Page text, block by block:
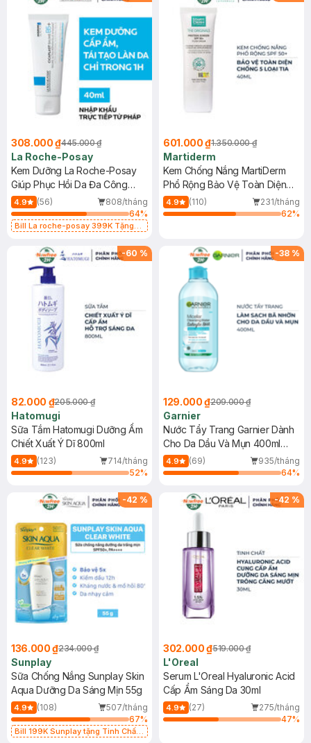
308.000 ₫445.000 ₫
La Roche-Posay
Kem Dưỡng La Roche-Posay
Giúp Phục Hồi Da Đa Công
Dụng 40ml
4.9 (56)
808/tháng
64%
Bill La roche-posay 399K Tặng
(SL có hạn)
601.000 ₫1.350.000 ₫
Martiderm
Kem Chống Nắng MartiDerm
Phổ Rộng Bảo Vệ Toàn Diện
40ml
4.9 (110)
231/tháng
62%
-60 %
82.000 ₫205.000 ₫
Hatomugi
Sữa Tắm Hatomugi Dưỡng Ẩm
Chiết Xuất Ý Dĩ 800ml
4.9 (123)
714/tháng
52%
-38 %
129.000 ₫209.000 ₫
Garnier
Nước Tẩy Trang Garnier Dành
Cho Da Dầu Và Mụn 400ml
(Mới)
4.9 (69)
935/tháng
64%
-42 %
136.000 ₫234.000 ₫
Sunplay
Sữa Chống Nắng Sunplay Skin
Aqua Dưỡng Da Sáng Mịn 55g
4.9 (108)
507/tháng
67%
Bill 199K Sunplay tặng Tinh Chất
-42 %
302.000 ₫519.000 ₫
L'Oreal
Serum L'Oreal Hyaluronic Acid
Cấp Ẩm Sáng Da 30ml
4.9 (27)
275/tháng
47%